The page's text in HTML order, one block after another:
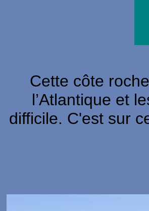
Cette côte
l’Atlantique et
difficile. C'est sur